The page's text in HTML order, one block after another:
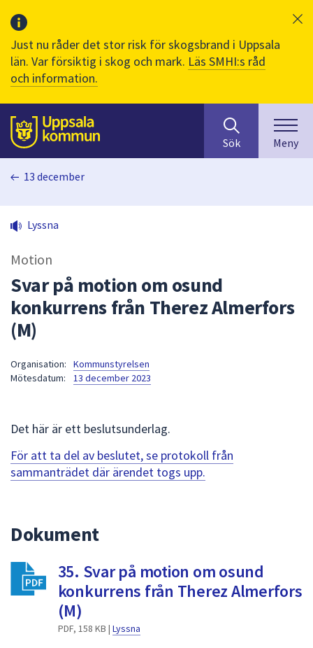
Just nu råder det stor risk för skogsbrand i Uppsala
län. Var försiktig i skog och mark. Läs SMHI:s råd
och information.
Till sidans
huvudinnehåll
efter
innehåll
på
sökfältet
kommer
sökförslag
att
navigera
mellan
välja
något
Sök Meny
13 december
Lyssna
Motion
Svar på motion om osund
konkurrens från Therez Almerfors
(M)
Organisation:
Kommunstyrelsen
Mötesdatum:
13 december 2023
Det här är ett beslutsunderlag.
För att ta del av beslutet, se protokoll från
sammanträdet där ärendet togs upp.
Dokument
35. Svar på motion om osund
konkurrens från Therez Almerfors
(M)
PDF, 158 KB | Lyssna